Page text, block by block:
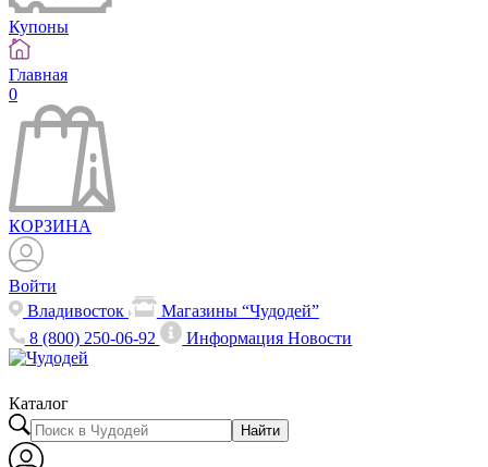
Купоны
Главная
0
КОРЗИНА
Войти
Владивосток
Магазины “Чудодей”
8 (800) 250-06-92
ИнформацияНовости
Каталог
Найти